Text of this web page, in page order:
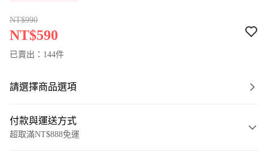
NT$990
NT$590
已賣出：144件
請選擇商品選項
付款與運送方式
超取滿NT$888免運